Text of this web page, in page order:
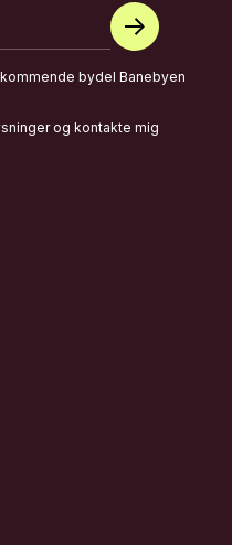
bydel Banebyen
og kontakte mig